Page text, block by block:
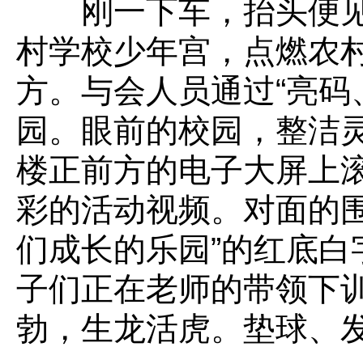
刚一下车，抬头便
村学校少年宫，点燃农
方。与会人员通过“亮
园。眼前的校园，整洁
楼正前方的电子大屏上
彩的活动视频。对面的
们成长的乐园”的红底
子们正在老师的带领下
勃，生龙活虎。垫球、